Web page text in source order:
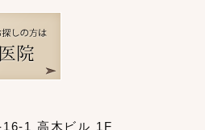
1 高木ビル 1F